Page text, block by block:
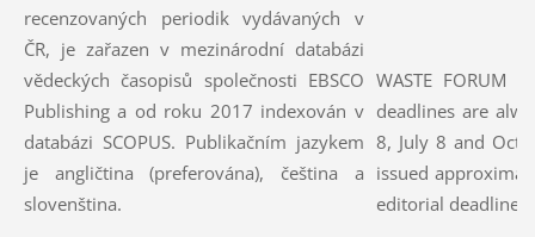
recenzovaných periodik vydávaných v
ČR, je zařazen v mezinárodní databázi
vědeckých časopisů společnosti EBSCO
Publishing a od roku 2017 indexován v
databázi SCOPUS. Publikačním jazykem
je angličtina (preferována), čeština a
slovenština.
WASTE FORUM
deadlines are
8, July 8 and
issued
editorial deadline.